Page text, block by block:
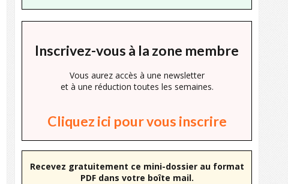
Inscrivez-vous à la zone membre
Vous aurez accès à une newsletter
et à une réduction toutes les semaines.
Cliquez ici pour vous inscrire
Recevez gratuitement ce mini-dossier au format
PDF dans votre boîte mail.